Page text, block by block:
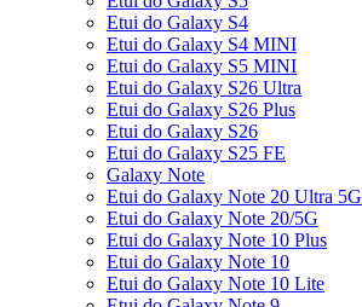
Etui do Galaxy S4
Etui do Galaxy S4 MINI
Etui do Galaxy S5 MINI
Etui do Galaxy S26 Ultra
Etui do Galaxy S26 Plus
Etui do Galaxy S26
Etui do Galaxy S25 FE
Galaxy Note
Etui do Galaxy Note 20 Ultra 5G
Etui do Galaxy Note 20/5G
Etui do Galaxy Note 10 Plus
Etui do Galaxy Note 10
Etui do Galaxy Note 10 Lite